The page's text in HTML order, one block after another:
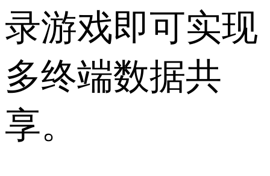
录游戏即可实现
多终端数据共
享。